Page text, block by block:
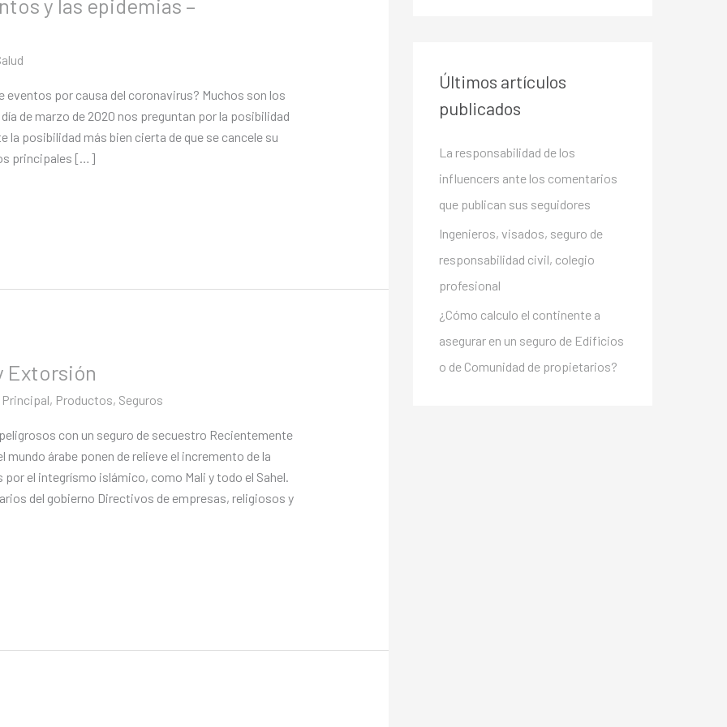
y las epidemias –
eventos por causa del coronavirus? Muchos son los
de marzo de 2020 nos preguntan por la posibilidad
la posibilidad más bien cierta de que se cancele su
principales […]
Extorsión
Principal, Productos, Seguros
con un seguro de secuestro Recientemente
árabe ponen de relieve el incremento de la
el integrísmo islámico, como Mali y todo el Sahel.
del gobierno Directivos de empresas, religiosos y
Últimos artículos
publicados
La responsabilidad de los
influencers ante los comentarios
que publican sus seguidores
Ingenieros, visados, seguro de
responsabilidad civil, colegio
profesional
¿Cómo calculo el continente a
asegurar en un seguro de Edificios
o de Comunidad de propietarios?